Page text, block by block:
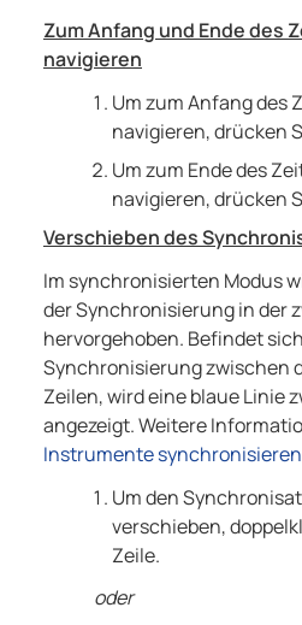
Zum Anfang und Ende des
navigieren
Um zum Anfang des
navigieren, drücken
Um zum Ende des
navigieren, drücken
Verschieben des
Im synchronisierten Modus
der Synchronisierung in der
hervorgehoben. Befindet
Synchronisierung zwischen
Zeilen, wird eine blaue Linie
angezeigt. Weitere
Instrumente synchronisieren
Um den
verschieben,
Zeile.
oder